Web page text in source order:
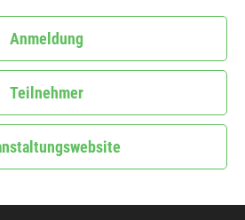
Anmeldung
Teilnehmer